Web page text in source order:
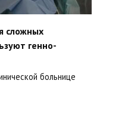
сложных
генно-
больнице